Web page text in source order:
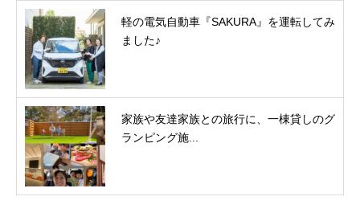
軽の電気自動車『SAKURA』を運転してみ
ました♪
家族や友達家族との旅行に、一棟貸しのグ
ランピング施...